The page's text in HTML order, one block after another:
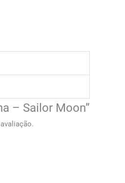
– Sailor Moon”